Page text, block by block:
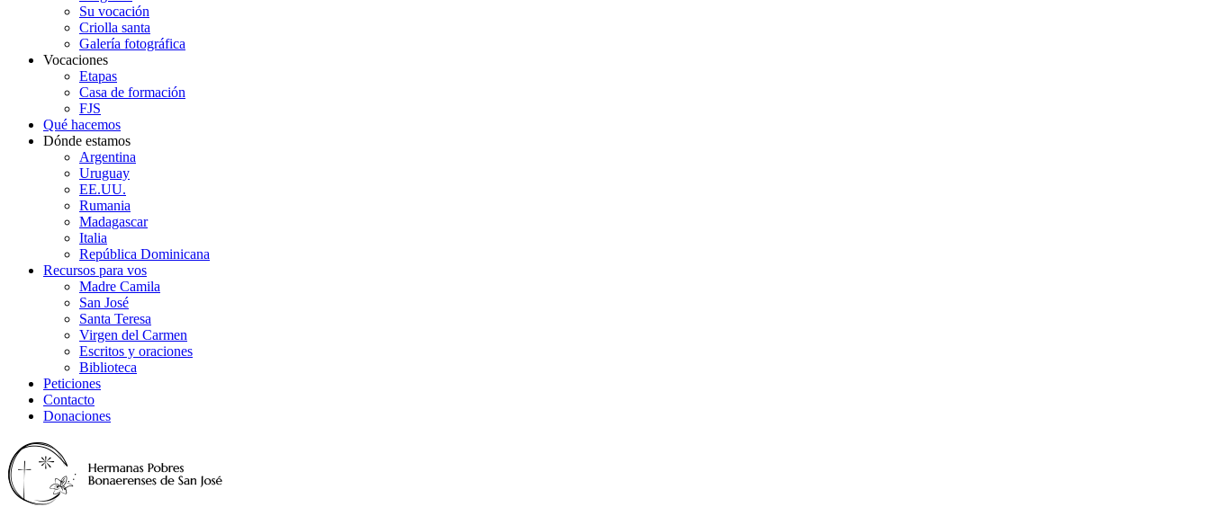
Su vocación
Criolla santa
Galería fotográfica
Vocaciones
Etapas
Casa de formación
FJS
Qué hacemos
Dónde estamos
Argentina
Uruguay
EE.UU.
Rumania
Madagascar
Italia
República Dominicana
Recursos para vos
Madre Camila
San José
Santa Teresa
Virgen del Carmen
Escritos y oraciones
Biblioteca
Peticiones
Contacto
Donaciones